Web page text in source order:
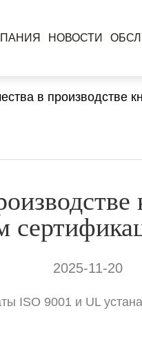
НОВОСТИ
в производстве
2025-11-20
ISO 9001 и UL